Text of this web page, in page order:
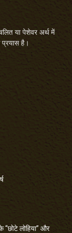
या पेशेवर अर्थ में
है।
लोहिया” और